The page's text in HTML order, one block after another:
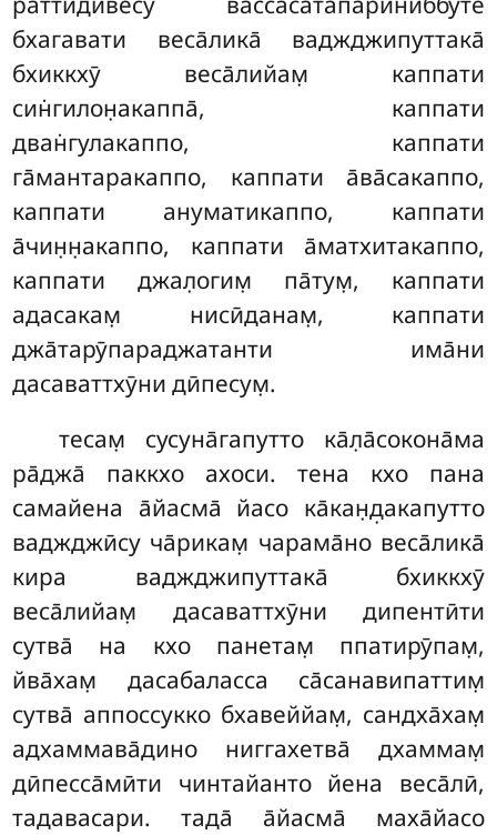
бхагавати веса̄лика̄ ваджджипуттака̄
бхиккхӯ веса̄лийам̣ каппати
син̇гилон̣акаппа̄, каппати
дван̇гулакаппо, каппати
га̄мантаракаппо, каппати а̄ва̄сакаппо,
каппати ануматикаппо, каппати
а̄чин̣н̣акаппо, каппати а̄матхитакаппо,
каппати джал̣огим̣ па̄тум̣, каппати
адасакам̣ нисӣданам̣, каппати
джа̄тарӯпараджатанти има̄ни
дасаваттхӯни дӣпесум̣.
тесам̣ сусуна̄гапутто ка̄л̣а̄сокона̄ма
ра̄джа̄ паккхо ахоси. тена кхо пана
самайена а̄йасма̄ йасо ка̄кан̣д̣акапутто
ваджджӣсу ча̄рикам̣ чарама̄но веса̄лика̄
кира ваджджипуттака̄ бхиккхӯ
веса̄лийам̣ дасаваттхӯни дипентӣти
сутва̄ на кхо панетам̣ ппатирӯпам̣,
йва̄хам̣ дасабаласса са̄санавипаттим̣
сутва̄ аппоссукко бхавеййам̣, сандха̄хам̣
адхаммава̄дино ниггахетва̄ дхаммам̣
дӣпесса̄мӣти чинтайанто йена веса̄лӣ,
тадавасари. тада̄ а̄йасма̄ маха̄йасо